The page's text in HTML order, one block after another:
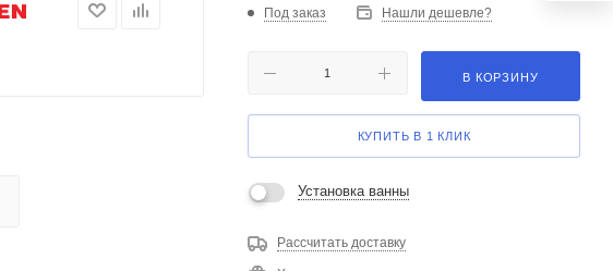
Под заказ Нашли дешевле?
В КОРЗИНУ
КУПИТЬ В 1 КЛИК
Установка ванны
Рассчитать доставку